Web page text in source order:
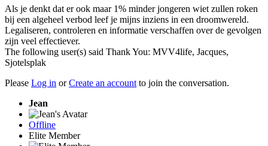
Als je denkt dat er ook maar 1% minder jongeren wiet zullen roken
bij een algeheel verbod leef je mijns inziens in een droomwereld.
Legaliseren, controleren en informatie verschaffen over de gevolgen
zijn veel effectiever.
The following user(s) said Thank You: MVV4life, Jacques,
Sjotelsplak
Please Log in orCreate an account to join the conversation.
Jean
Offline
Elite Member